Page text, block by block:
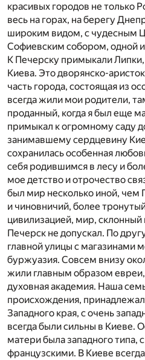
красивых городов не только
весь на горах, на берегу
широким видом, с чудесным
Софиевским собором, одной
К Печерску примыкали
Киева. Это дворянско-
часть города, состоящая из
всегда жили мои родители,
проданный, когда я был еще
примыкал к огромному саду
занимавшему сердцевину
сохранилась особенная
себя родившимся в лесу и
мое детство и отрочество
был мир несколько иной, чем
и чиновничий, более
цивилизацией, мир, склонный
Печерск не допускал. По
главной улицы с магазинами
буржуазия. Совсем внизу
жили главным образом
духовная академия. Наша
происхождения,
Западного края, с очень
всегда были сильны в Киеве.
матери была западного типа,
французскими. В Киеве